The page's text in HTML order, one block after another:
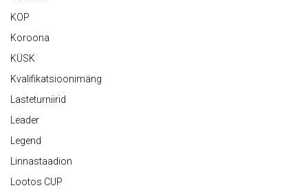
KOP
Koroona
KÜSK
Kvalifikatsioonimäng
Lasteturniirid
Leader
Legend
Linnastaadion
Lootos CUP